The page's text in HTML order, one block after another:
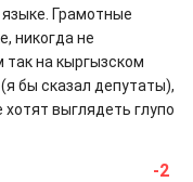
Грамотные
никогда не
так на кыргызском
бы сказал депутаты),
выглядеть глупо
-2